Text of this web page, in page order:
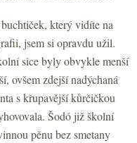
který vidíte na
jsem si opravdu užil.
sice byly obvykle menší
ovšem zdejší nadýchaná
s křupavější kůrčičkou
Šodó již školní
pěnu bez smetany